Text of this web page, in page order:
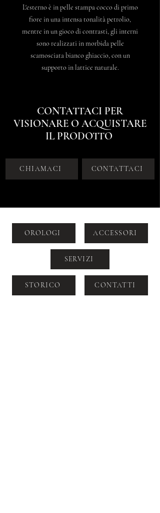
L'esterno è in pelle stampa cocco di primo
fiore in una intensa tonalità petrolio,
mentre in un gioco di contrasti, gli interni
sono realizzati in morbida pelle
scamosciata bianco ghiaccio, con un
supporto in lattice naturale.
CONTATTACI PER
VISIONARE O ACQUISTARE
IL PRODOTTO
CHIAMACI CONTATTACI
OROLOGI ACCESSORI
SERVIZI
STORICO CONTATTI